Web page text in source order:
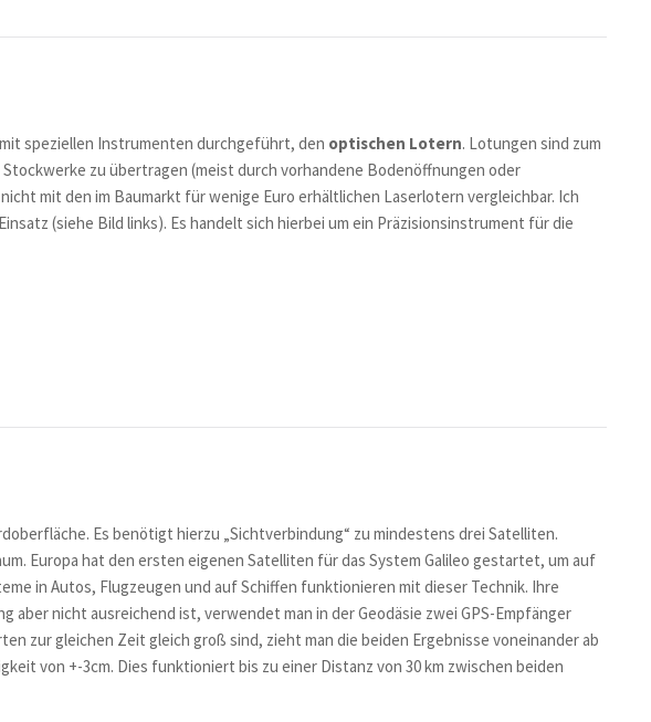
speziellen Instrumenten durchgeführt, den optischen Lotern. Lotungen sind zum
zu übertragen (meist durch vorhandene Bodenöffnungen oder
mit den im Baumarkt für wenige Euro erhältlichen Laserlotern vergleichbar. Ich
(siehe Bild links). Es handelt sich hierbei um ein Präzisionsinstrument für die
Es benötigt hierzu „Sichtverbindung“ zu mindestens drei Satelliten.
Europa hat den ersten eigenen Satelliten für das System Galileo gestartet, um auf
in Autos, Flugzeugen und auf Schiffen funktionieren mit dieser Technik. Ihre
aber nicht ausreichend ist, verwendet man in der Geodäsie zwei GPS-Empfänger
zur gleichen Zeit gleich groß sind, zieht man die beiden Ergebnisse voneinander ab
von +-3cm. Dies funktioniert bis zu einer Distanz von 30 km zwischen beiden